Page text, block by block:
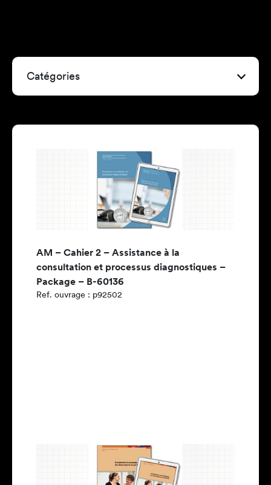
Catégories
AM – Cahier 2 – Assistance à la
consultation et processus diagnostiques –
Package – B-60136
Ref. ouvrage : p92502